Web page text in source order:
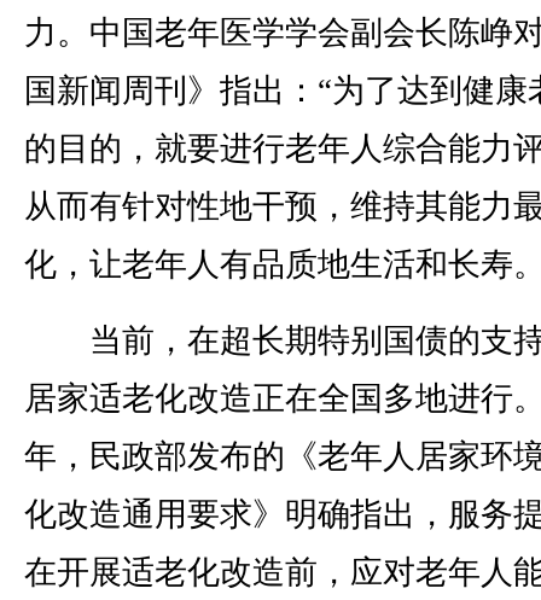
力。中国老年医学学会副会长陈峥
国新闻周刊》指出：“为了达到健康
的目的，就要进行老年人综合能力
从而有针对性地干预，维持其能力
化，让老年人有品质地生活和长寿
当前，在超长期特别国债的支
居家适老化改造正在全国多地进行
年，民政部发布的《老年人居家环
化改造通用要求》明确指出，服务
在开展适老化改造前，应对老年人